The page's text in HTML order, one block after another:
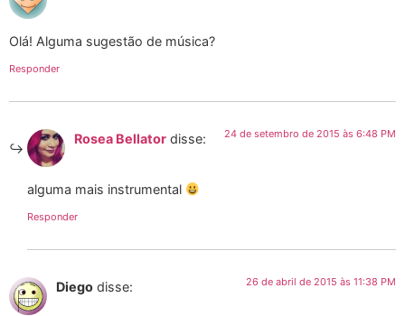
Olá! Alguma sugestão de música?
Responder
Rosea Bellator disse: 24 de setembro de 2015 às 6:48 PM
alguma mais instrumental
Responder
Diego disse: 26 de abril de 2015 às 11:38 PM